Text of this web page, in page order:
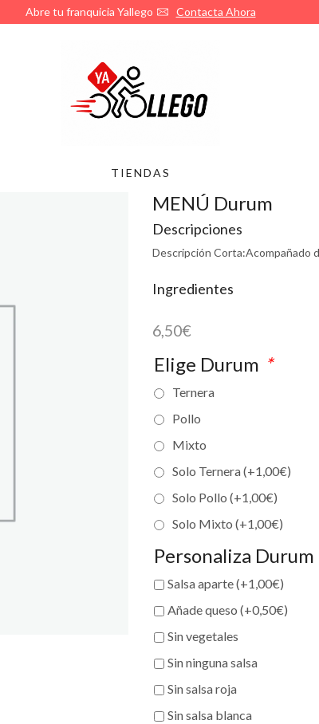
¿Quieres abrir tu franquicia de Yallego? Llámanos
TIENDAS
MENÚ Durum
Descripciones
Descripción Corta:Acompañado
Ingredientes
6,50€
Elige Durum *
Ternera
Pollo
Mixto
Solo Ternera (+1,00€)
Solo Pollo (+1,00€)
Solo Mixto (+1,00€)
Personaliza Durum
Salsa aparte (+1,00€)
Añade queso (+0,50€)
Sin vegetales
Sin ninguna salsa
Sin salsa roja
Sin salsa blanca